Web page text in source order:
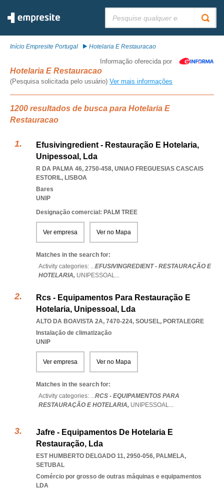
Início Empresite Portugal Hotelaria E Restauracao
Informação oferecida por
Hotelaria E Restauracao
(Pesquisa solicitada pelo usuário) Ver mais informações
1200 resultados de busca para Hotelaria E
Restauracao
Efusivingredient - Restauração E Hotelaria,
Unipessoal, Lda
R DA PALMA 46, 2750-458, UNIAO FREGUESIAS CASCAIS
ESTORIL, LISBOA
Bares
UNIP
Designação comercial: PALM TREE
Ver empresa Ver no Mapa
Matches in the search for:
Activity categories: ...EFUSIVINGREDIENT - RESTAURAÇÃO E
HOTELARIA, UNIPESSOAL...
Rcs - Equipamentos Para Restauração E
Hotelaria, Unipessoal, Lda
ALTO DA BOAVISTA 2A, 7470-224, SOUSEL, PORTALEGRE
Instalação de climatização
UNIP
Ver empresa Ver no Mapa
Matches in the search for:
Activity categories: ...RCS - EQUIPAMENTOS PARA
RESTAURAÇÃO E HOTELARIA, UNIPESSOAL...
Jafre - Equipamentos De Hotelaria E
Restauração, Lda
EST HUMBERTO DELGADO 11, 2950-056, PALMELA,
SETUBAL
Comércio por grosso de outras máquinas e equipamentos
LDA